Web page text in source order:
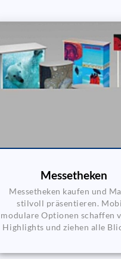
Messetheken
Messetheken kaufen und
stilvoll präsentieren.
modulare Optionen schaffen
Highlights und ziehen alle